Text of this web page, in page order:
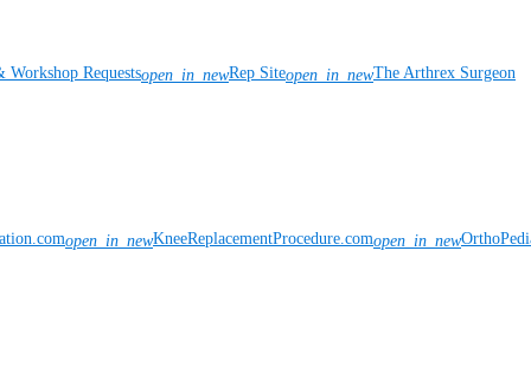
Requestsopen_in_newRep Siteopen_in_newThe Arthrex Surgeon
open_in_newKneeReplacementProcedure.comopen_in_new